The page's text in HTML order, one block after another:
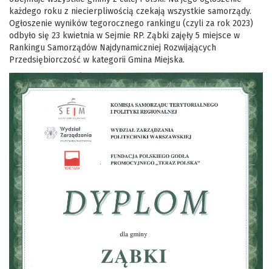
każdego roku z niecierpliwością czekają wszystkie samorządy.
Ogłoszenie wyników tegorocznego rankingu (czyli za rok 2023)
odbyło się 23 kwietnia w Sejmie RP. Ząbki zajęły 5 miejsce w
Rankingu Samorządów Najdynamiczniej Rozwijających
Przedsiębiorczość w kategorii Gmina Miejska.